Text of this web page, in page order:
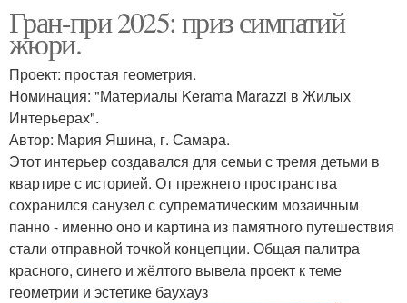
Гран-при 2025: приз симпатий
жюри.
Проект: простая геометрия.
Номинация: "Материалы Kerama Marazzi в Жилых
Интерьерах".
Автор: Мария Яшина, г. Самара.
Этот интерьер создавался для семьи с тремя детьми в
квартире с историей. От прежнего пространства
сохранился санузел с супрематическим мозаичным
панно - именно оно и картина из памятного путешествия
стали отправной точкой концепции. Общая палитра
красного, синего и жёлтого вывела проект к теме
геометрии и эстетике баухауз